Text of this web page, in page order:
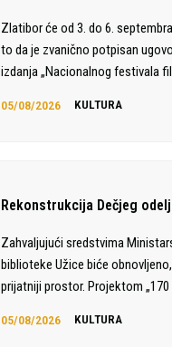
Zlatibor će od 3. do 6.
to da je zvanično potpisan
izdanja „Nacionalnog festivala
05/08/2026 KULTURA
Rekonstrukcija Dečjeg
Zahvaljujući sredstvima
biblioteke Užice biće
prijatniji prostor. Projektom
05/08/2026 KULTURA